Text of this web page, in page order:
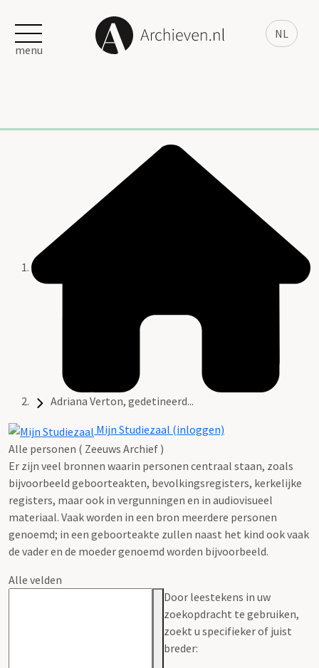
NL
menu
Adriana Verton, gedetineerd...
Mijn Studiezaal (inloggen)
Alle personen ( Zeeuws Archief )
Er zijn veel bronnen waarin personen centraal staan, zoals
bijvoorbeeld geboorteakten, bevolkingsregisters, kerkelijke
registers, maar ook in vergunningen en in audiovisueel
materiaal. Vaak worden in een bron meerdere personen
genoemd; in een geboorteakte zullen naast het kind ook vaak
de vader en de moeder genoemd worden bijvoorbeeld.
Alle velden
Door leestekens in uw
zoekopdracht te gebruiken,
zoekt u specifieker of juist
breder: